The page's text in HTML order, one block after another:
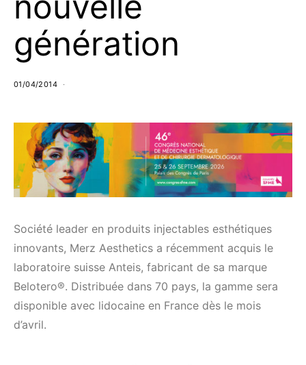
génération
01/04/2014
Société leader en produits injectables esthétiques
innovants, Merz Aesthetics a récemment acquis le
laboratoire suisse Anteis, fabricant de sa marque
Belotero®. Distribuée dans 70 pays, la gamme sera
disponible avec lidocaine en France dès le mois
d’avril.